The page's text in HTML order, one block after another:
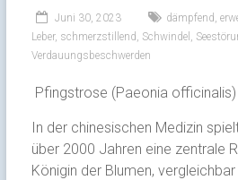
Juni 30, 2023 dämpfend
Leber, schmerzstillend Schwindel
Verdauungsbeschwerden
Pfingstrose (Paeonia officinalis)
In der chinesischen Medizin
über 2000 Jahren eine zentrale
Königin der Blumen,